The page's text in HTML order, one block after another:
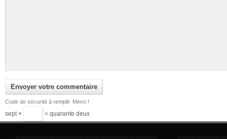
Code de sécurité à remplir. Merci !
sept × = quarante deux